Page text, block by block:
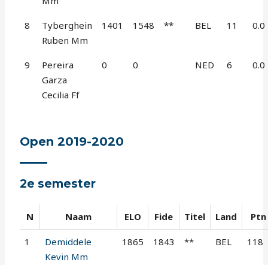
8
Tyberghein
Ruben Mm
1401 1548 ** BEL 11 0.0
9
Pereira
Garza
Cecilia Ff
0 0 NED 6 0.0
Open 2019-2020
2e semester
N Naam ELO Fide Titel Land Ptn
1
Demiddele
Kevin Mm
1865 1843 ** BEL 118